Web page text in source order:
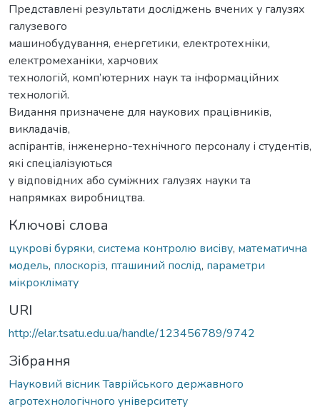
Представлені результати досліджень вчених у галузях
галузевого
машинобудування, енергетики, електротехніки,
електромеханіки, харчових
технологій, комп’ютерних наук та інформаційних
технологій.
Видання призначене для наукових працівників,
викладачів,
аспірантів, інженерно-технічного персоналу і студентів,
які спеціалізуються
у відповідних або суміжних галузях науки та
напрямках виробництва.
Ключові слова
цукрові буряки, система контролю висіву, математична
модель, плоскоріз, пташиний послід, параметри
мікроклімату
URI
http://elar.tsatu.edu.ua/handle/123456789/9742
Зібрання
Науковий вісник Таврійського державного
агротехнологічного університету